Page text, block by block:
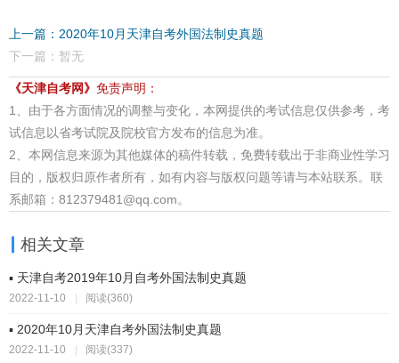
上一篇：2020年10月天津自考外国法制史真题
下一篇：暂无
《天津自考网》 免责声明：
1、由于各方面情况的调整与变化，本网提供的考试信息仅供参考，考
试信息以省考试院及院校官方发布的信息为准。
2、本网信息来源为其他媒体的稿件转载，免费转载出于非商业性学习
目的，版权归原作者所有，如有内容与版权问题等请与本站联系。联
系邮箱：812379481@qq.com。
相关文章
▪ 天津自考2019年10月自考外国法制史真题
2022-11-10 | 阅读(360)
▪ 2020年10月天津自考外国法制史真题
2022-11-10 | 阅读(337)